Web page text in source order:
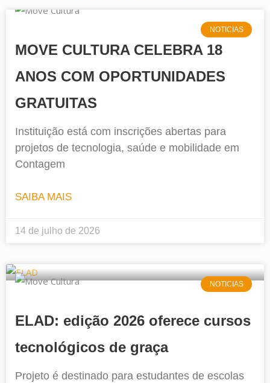
NOTICIAS
MOVE CULTURA CELEBRA 18
ANOS COM OPORTUNIDADES
GRATUITAS
Instituição está com inscrições abertas para
projetos de tecnologia, saúde e mobilidade em
Contagem
SAIBA MAIS
14 de julho de 2026
NOTICIAS
ELAD: edição 2026 oferece cursos
tecnológicos de graça
Projeto é destinado para estudantes de escolas